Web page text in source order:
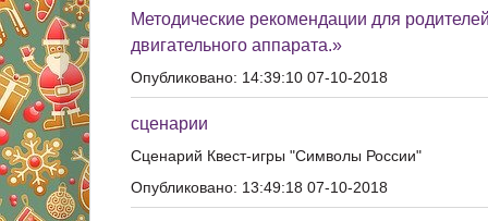
Методические рекомендации для
двигательного аппарата.»
Опубликовано: 14:39:10 07-10-2018
сценарии
Сценарий Квест-игры "Символы России"
Опубликовано: 13:49:18 07-10-2018